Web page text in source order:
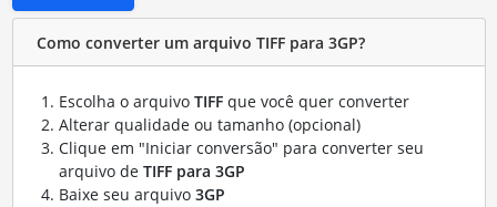
Como converter um arquivo TIFF para 3GP?
Escolha o arquivo TIFFque você quer converter
Alterar qualidade ou tamanho (opcional)
Clique em "Iniciar conversão" para converter seu
arquivo de TIFF para 3GP
Baixe seu arquivo 3GP